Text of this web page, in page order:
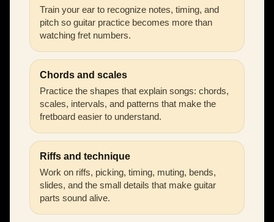
Train your ear to recognize notes, timing, and
pitch so guitar practice becomes more than
watching fret numbers.
Chords and scales
Practice the shapes that explain songs: chords,
scales, intervals, and patterns that make the
fretboard easier to understand.
Riffs and technique
Work on riffs, picking, timing, muting, bends,
slides, and the small details that make guitar
parts sound alive.